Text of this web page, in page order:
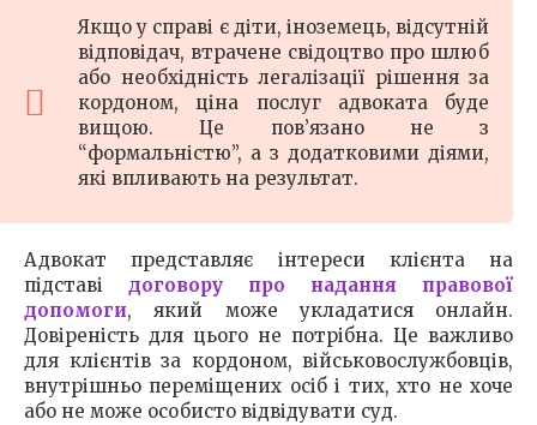
Якщо у справі є діти, іноземець, відсутній
відповідач, втрачене свідоцтво про шлюб
або необхідність легалізації рішення за
кордоном, ціна послуг адвоката буде
вищою. Це пов’язано не з
“формальністю”, а з додатковими діями,
які впливають на результат.
Адвокат представляє інтереси клієнта на
підставі договору про надання правової
допомоги, який може укладатися онлайн.
Довіреність для цього не потрібна. Це важливо
для клієнтів за кордоном, військовослужбовців,
внутрішньо переміщених осіб і тих, хто не хоче
або не може особисто відвідувати суд.